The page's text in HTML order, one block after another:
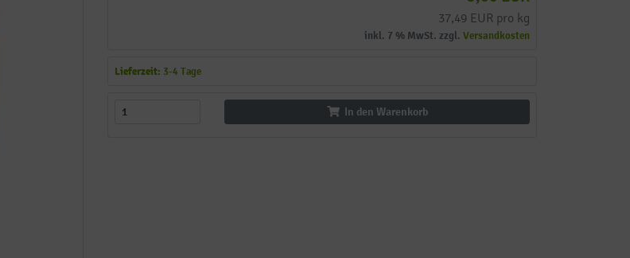
37,49 EUR pro kg
inkl. 7 % MwSt. zzgl. Versandkosten
Lieferzeit: 3-4 Tage
In den Warenkorb